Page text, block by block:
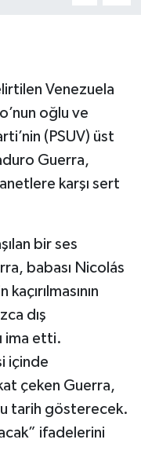
Venezuela
oğlu ve
(PSUV) üst
Guerra,
karşı sert
bir ses
babası Nicolás
dış
ima etti.
içinde
çeken Guerra,
tarih gösterecek.
ifadelerini